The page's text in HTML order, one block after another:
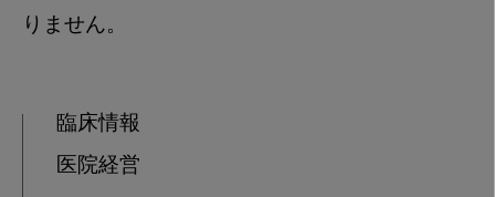
りません。
臨床情報
医院経営